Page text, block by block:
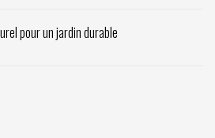
pour un jardin durable